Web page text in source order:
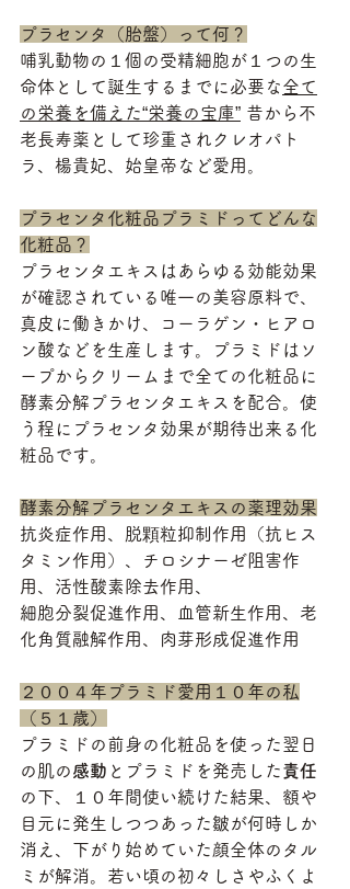
プラセンタ（胎盤）って何？
哺乳動物の１個の受精細胞が１つの生
命体として誕生するまでに必要な全て
の栄養を備えた“栄養の宝庫” 昔から不
老長寿薬として珍重されクレオパト
ラ、楊貴妃、始皇帝など愛用。
プラセンタ化粧品プラミドってどんな
化粧品？
プラセンタエキスはあらゆる効能効果
が確認されている唯一の美容原料で、
真皮に働きかけ、コーラゲン・ヒアロ
ン酸などを生産します。プラミドはソ
ープからクリームまで全ての化粧品に
酵素分解プラセンタエキスを配合。使
う程にプラセンタ効果が期待出来る化
粧品です。
酵素分解プラセンタエキスの薬理効果
抗炎症作用、脱顆粒抑制作用（抗ヒス
タミン作用）、チロシナーゼ阻害作
用、活性酸素除去作用、
細胞分裂促進作用、血管新生作用、老
化角質融解作用、肉芽形成促進作用
２００４年プラミド愛用１０年の私
（５１歳）
プラミドの前身の化粧品を使った翌日
の肌の感動 とプラミドを発売した責任
の下、１０年間使い続けた結果、額や
目元に発生しつつあった皺が何時しか
消え、下がり始めていた顔全体のタル
ミが解消。若い頃の初々しさやふくよ